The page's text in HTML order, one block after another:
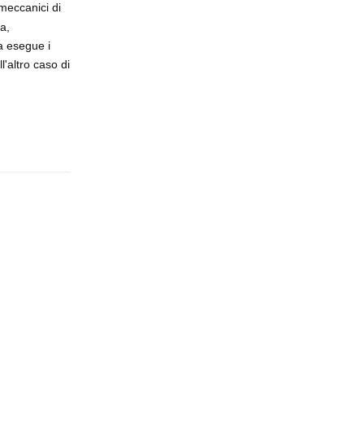
di
esegue i
caso di